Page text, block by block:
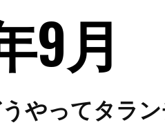
9月
やってタラ